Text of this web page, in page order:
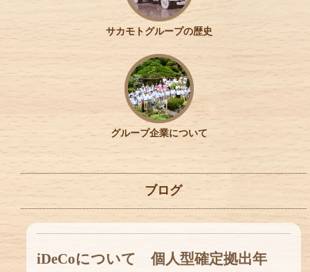
サカモトグループの歴史
グループ企業について
ブログ
iDeCoについて 個人型確定拠出年